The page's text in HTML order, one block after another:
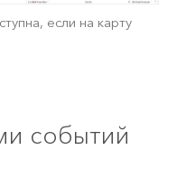
если на карту
событий